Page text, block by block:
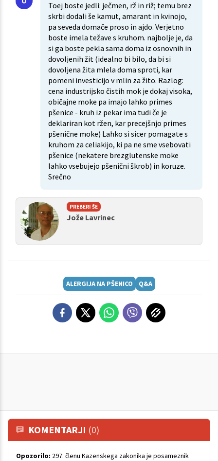
Toej boste jedli: ječmen, rž in riž; temu brez
skrbi dodali še kamut, amarant in kvinojo,
pa seveda domače proso in ajdo. Verjetno
boste imela težave s kruhom. najbolje je, da
si ga boste pekla sama doma iz osnovnih in
dovoljenih žit (idealno bi bilo, da bi si
dovoljena žita mlela doma sproti, kar
pomeni investicijo v mlin za žito. Razlog:
cena industrijsko čistih mok je dokaj visoka,
običajne moke pa imajo lahko primes
pšenice - kruh iz pekar ima tudi če je
deklariran kot ržen, kar precejšnjo primes
pšenične moke) Lahko si sicer pomagate s
kruhom za celiakijo, ki pa ne sme vsebovati
pšenice (nekatere brezglutenske moke
lahko vsebujejo pšenični škrob) in koruze.
Srečno
PREBERI ŠE
Jože Lavrinec
ALERGIJA NA PŠENICO Q&A
KOMENTARJI (0)
Opozorilo: 297. členu Kazenskega zakonika je posameznik